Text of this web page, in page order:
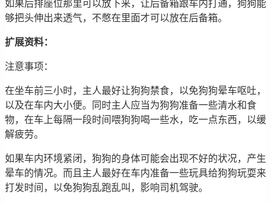
如果后排座位那里可以放下来，让后备箱跟车内打通，狗狗能
够把头伸出来透气，不憋在里面才可以放在后备箱。
扩展资料：
注意事项：
在坐车前三小时，主人最好让狗狗禁食，以免狗狗晕车呕吐，
以及在车内大小便。同时主人应当为狗狗准备一些清水和食
物，在车上每隔一段时间喂狗狗喝一些水，吃一点东西，以缓
解疲劳。
如果车内环境紧闭，狗狗的身体可能会出现不好的状况，产生
晕车的情况。而且主人最好在车内准备一些玩具给狗狗玩耍来
打发时间，以免狗狗乱跑乱叫，影响司机驾驶。